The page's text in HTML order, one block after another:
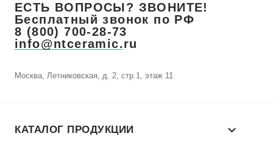
ЕСТЬ ВОПРОСЫ? ЗВОНИТЕ!
Бесплатный звонок по РФ
8 (800) 700-28-73
info@ntceramic.ru
Москва, Летниковская, д. 2, стр.1, этаж 11
КАТАЛОГ ПРОДУКЦИИ